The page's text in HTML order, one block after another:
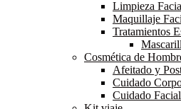
Limpieza
Maquillaje
Tratamientos
Cosmética de
Afeitado y
Cuidado
Cuidado Facial